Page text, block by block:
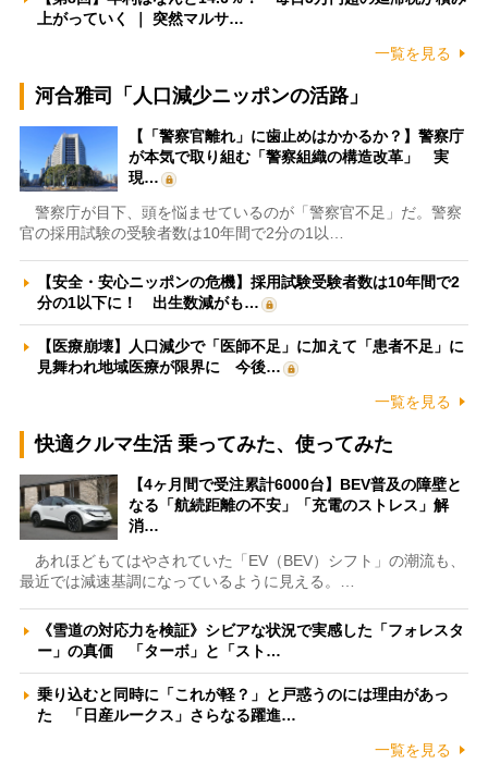
上がっていく ｜ 突然マルサ…
一覧を見る
河合雅司「人口減少ニッポンの活路」
【「警察官離れ」に歯止めはかかるか？】警察庁
が本気で取り組む「警察組織の構造改革」 実
現…
警察庁が目下、頭を悩ませているのが「警察官不足」だ。警察
官の採用試験の受験者数は10年間で2分の1以…
【安全・安心ニッポンの危機】採用試験受験者数は10年間で2
分の1以下に！ 出生数減がも…
【医療崩壊】人口減少で「医師不足」に加えて「患者不足」に
見舞われ地域医療が限界に 今後…
一覧を見る
快適クルマ生活 乗ってみた、使ってみた
【4ヶ月間で受注累計6000台】BEV普及の障壁と
なる「航続距離の不安」「充電のストレス」解
消…
あれほどもてはやされていた「EV（BEV）シフト」の潮流も、
最近では減速基調になっているように見える。…
《雪道の対応力を検証》シビアな状況で実感した「フォレスタ
ー」の真価 「ターボ」と「スト…
乗り込むと同時に「これが軽？」と戸惑うのには理由があっ
た 「日産ルークス」さらなる躍進…
一覧を見る